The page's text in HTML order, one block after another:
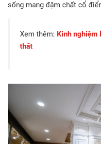
sống mang đậm chất cổ
Xem thêm: Kinh nghiệm
thất